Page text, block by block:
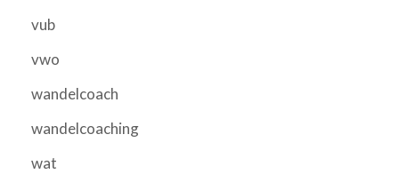
vub
vwo
wandelcoach
wandelcoaching
wat